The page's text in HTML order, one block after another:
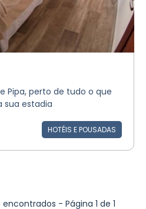
Pipa, perto de tudo o que
sua estadia
HOTÉIS E POUSADAS
- Página 1 de 1